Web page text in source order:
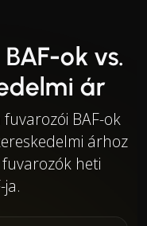
ok vs.
ár
BAF-ok
árhoz
heti